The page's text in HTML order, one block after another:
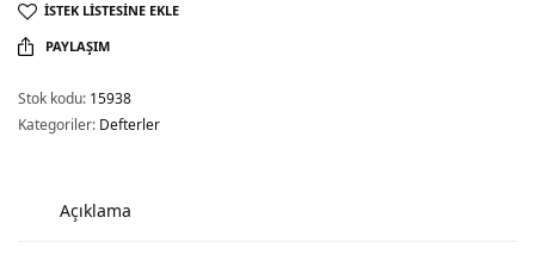
İSTEK LISTESINE EKLE
PAYLAŞIM
Stok kodu: 15938
Kategoriler: Defterler
Açıklama